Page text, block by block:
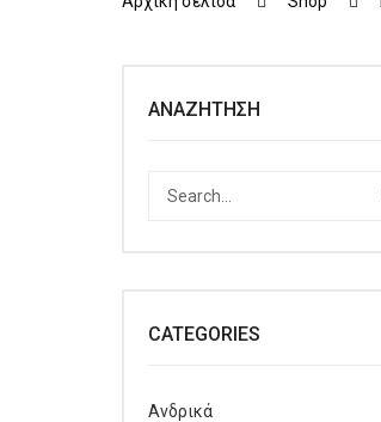
ΑΝΑΖΉΤΗΣΗ
CATEGORIES
Ανδρικά